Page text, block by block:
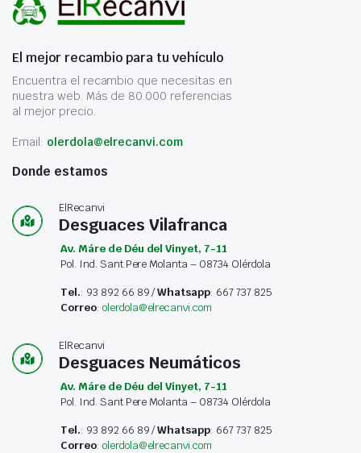
El mejor recambio para tu vehículo
Encuentra el recambio que necesitas en
nuestra web. Más de 80.000 referencias
al mejor precio.
Email: olerdola@elrecanvi.com
Donde estamos
ElRecanvi
Desguaces Vilafranca
Av. Máre de Déu del Vinyet, 7-11
Pol. Ind. Sant Pere Molanta – 08734 Olérdola
Tel.: 93 892 66 89 /Whatsapp: 667 737 825
Correo: olerdola@elrecanvi.com
ElRecanvi
Desguaces Neumáticos
Av. Máre de Déu del Vinyet, 7-11
Pol. Ind. Sant Pere Molanta – 08734 Olérdola
Tel.: 93 892 66 89 /Whatsapp: 667 737 825
Correo: olerdola@elrecanvi.com